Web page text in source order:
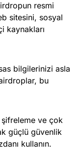
resmi
sitesini, sosyal
kaynakları
bilgilerinizi asla
bu
şifreleme ve çok
güçlü güvenlik
kullanın.